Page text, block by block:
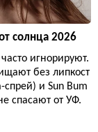
солнца 2026
игнорируют.
без липкост
и Sun Bum
спасают от УФ.